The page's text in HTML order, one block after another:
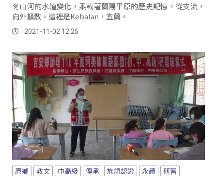
冬山河的水道變化，乘載著蘭陽平原的歷史記憶，從支流，
向外擴散，這裡是Kebalan，宜蘭。
2021-11-02 12:25
原鄉 教文 中高級 傳承 族語認證 永續 研習